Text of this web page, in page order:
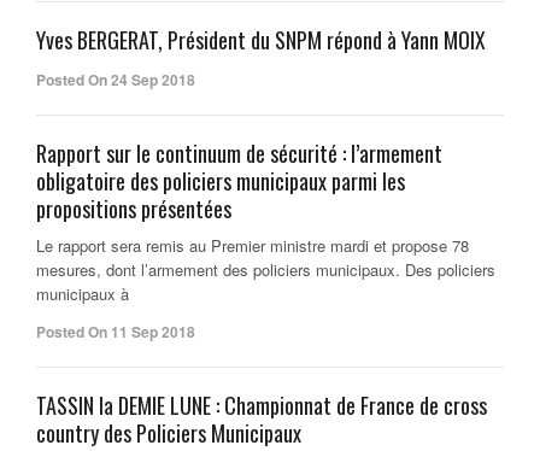
Yves BERGERAT, Président du SNPM répond à Yann MOIX
Posted On 24 Sep 2018
Rapport sur le continuum de sécurité : l’armement
obligatoire des policiers municipaux parmi les
propositions présentées
Le rapport sera remis au Premier ministre mardi et propose 78
mesures, dont l’armement des policiers municipaux. Des policiers
municipaux à
Posted On 11 Sep 2018
TASSIN la DEMIE LUNE : Championnat de France de cross
country des Policiers Municipaux